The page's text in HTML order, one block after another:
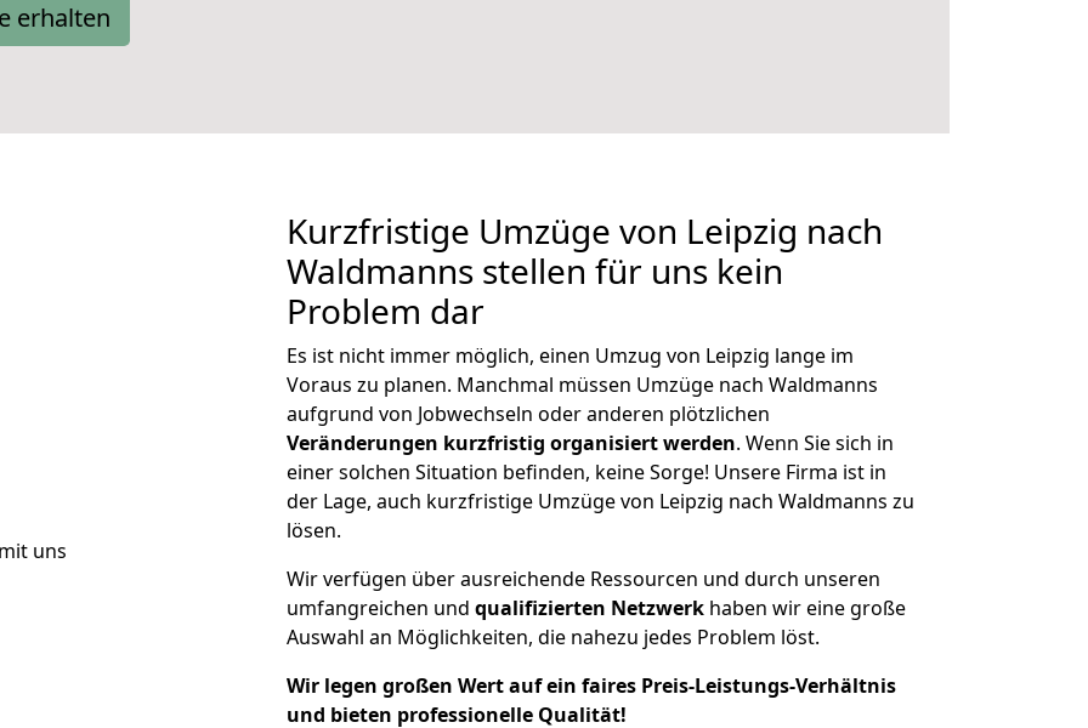
erhalten
Kurzfristige Umzüge von Leipzig nach
Waldmanns stellen für uns kein
Problem dar
Es ist nicht immer möglich, einen Umzug von Leipzig lange im
Voraus zu planen. Manchmal müssen Umzüge nach Waldmanns
aufgrund von Jobwechseln oder anderen plötzlichen
Veränderungen kurzfristig organisiert werden. Wenn Sie sich in
einer solchen Situation befinden, keine Sorge! Unsere Firma ist in
der Lage, auch kurzfristige Umzüge von Leipzig nach Waldmanns zu
lösen.
Wir verfügen über ausreichende Ressourcen und durch unseren
umfangreichen und qualifizierten Netzwerk haben wir eine große
Auswahl an Möglichkeiten, die nahezu jedes Problem löst.
Wir legen großen Wert auf ein faires Preis-Leistungs-Verhältnis
und bieten professionelle Qualität!